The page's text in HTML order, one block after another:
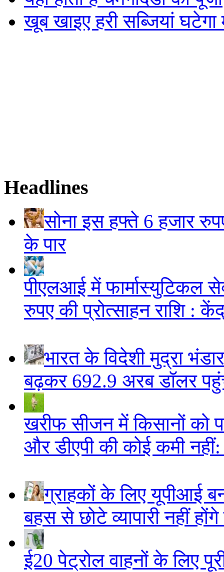
खूब खाइए हरी सब्जियां घटेगा
Headlines
सोना इस हफ्ते 6 हजार
के पार
पीएलआई में फार्मास्युटिकल
रुपए की प्रोत्साहन राशि :
भारत के विदेशी मुद्रा
बढ़कर 692.9 अरब डॉलर
खरीफ सीजन में किसानों को
और डीएपी की कोई कमी
ग्राहकों के लिए यूपीआई
बहस से छोटे व्यापारी नहीं
ई20 पेट्रोल वाहनों के लिए